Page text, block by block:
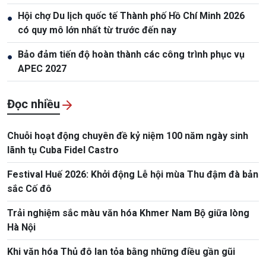
● Hội chợ Du lịch quốc tế Thành phố Hồ Chí Minh 2026
có quy mô lớn nhất từ trước đến nay
● Bảo đảm tiến độ hoàn thành các công trình phục vụ
APEC 2027
Đọc nhiều
Chuỗi hoạt động chuyên đề kỷ niệm 100 năm ngày sinh
lãnh tụ Cuba Fidel Castro
Festival Huế 2026: Khởi động Lễ hội mùa Thu đậm đà bản
sắc Cố đô
Trải nghiệm sắc màu văn hóa Khmer Nam Bộ giữa lòng
Hà Nội
Khi văn hóa Thủ đô lan tỏa bằng những điều gần gũi